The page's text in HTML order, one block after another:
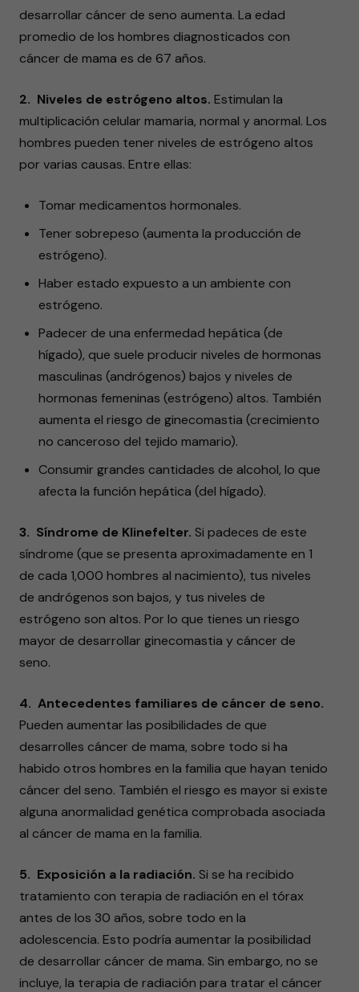
desarrollar cáncer de seno aumenta. La edad
promedio de los hombres diagnosticados con
cáncer de mama es de 67 años.
2. Niveles de estrógeno altos. Estimulan la
multiplicación celular mamaria, normal y anormal. Los
hombres pueden tener niveles de estrógeno altos
por varias causas. Entre ellas:
Tomar medicamentos hormonales.
Tener sobrepeso (aumenta la producción de
estrógeno).
Haber estado expuesto a un ambiente con
estrógeno.
Padecer de una enfermedad hepática (de
hígado), que suele producir niveles de hormonas
masculinas (andrógenos) bajos y niveles de
hormonas femeninas (estrógeno) altos. También
aumenta el riesgo de ginecomastia (crecimiento
no canceroso del tejido mamario).
Consumir grandes cantidades de alcohol, lo que
afecta la función hepática (del hígado).
3. Síndrome de Klinefelter. Si padeces de este
síndrome (que se presenta aproximadamente en 1
de cada 1,000 hombres al nacimiento), tus niveles
de andrógenos son bajos, y tus niveles de
estrógeno son altos. Por lo que tienes un riesgo
mayor de desarrollar ginecomastia y cáncer de
seno.
4. Antecedentes familiares de cáncer de seno.
Pueden aumentar las posibilidades de que
desarrolles cáncer de mama, sobre todo si ha
habido otros hombres en la familia que hayan tenido
cáncer del seno. También el riesgo es mayor si existe
alguna anormalidad genética comprobada asociada
al cáncer de mama en la familia.
5. Exposición a la radiación. Si se ha recibido
tratamiento con terapia de radiación en el tórax
antes de los 30 años, sobre todo en la
adolescencia. Esto podría aumentar la posibilidad
de desarrollar cáncer de mama. Sin embargo, no se
incluye, la terapia de radiación para tratar el cáncer